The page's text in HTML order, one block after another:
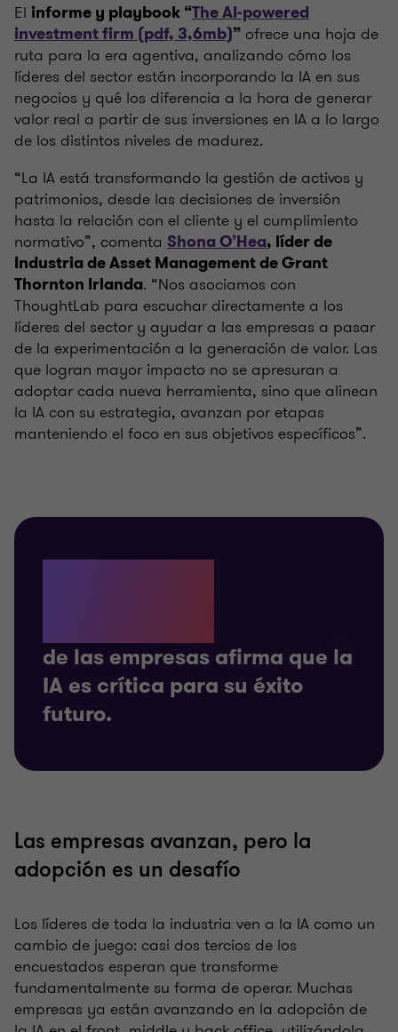
El informe y playbook “The AI-powered
investment firm (pdf, 3,6mb)” ofrece una hoja de
ruta para la era agentiva, analizando cómo los
líderes del sector están incorporando la IA en sus
negocios y qué los diferencia a la hora de generar
valor real a partir de sus inversiones en IA a lo largo
de los distintos niveles de madurez.
“La IA está transformando la gestión de activos y
patrimonios, desde las decisiones de inversión
hasta la relación con el cliente y el cumplimiento
normativo”, comenta Shona O’Hea, líder de
Industria de Asset Management de Grant
Thornton Irlanda. “Nos asociamos con
ThoughtLab para escuchar directamente a los
líderes del sector y ayudar a las empresas a pasar
de la experimentación a la generación de valor. Las
que logran mayor impacto no se apresuran a
adoptar cada nueva herramienta, sino que alinean
la IA con su estrategia, avanzan por etapas
manteniendo el foco en sus objetivos específicos”.
de las empresas afirma que la
IA es crítica para su éxito
futuro.
Las empresas avanzan, pero la
adopción es un desafío
Los líderes de toda la industria ven a la IA como un
cambio de juego: casi dos tercios de los
encuestados esperan que transforme
fundamentalmente su forma de operar. Muchas
empresas ya están avanzando en la adopción de